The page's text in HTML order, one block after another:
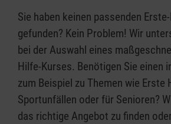
Sie haben keinen passenden
gefunden? Kein Problem! Wir
bei der Auswahl eines
Hilfe-Kurses. Benötigen Sie einen
zum Beispiel zu Themen wie Erste
Sportunfällen oder für Senioren?
das richtige Angebot zu finden